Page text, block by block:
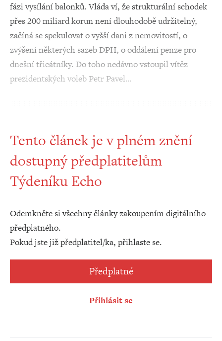
fázi vysílání balonků. Vláda ví, že strukturální schodek
přes 200 miliard korun není dlouhodobě udržitelný,
začíná se spekulovat o vyšší dani z nemovitostí, o
zvýšení některých sazeb DPH, o oddálení penze pro
dnešní třicátníky. Do toho nedávno vstoupil vítěz
prezidentských voleb Petr Pavel…
Tento článek je v plném znění
dostupný předplatitelům
Týdeníku Echo
Odemkněte si všechny články zakoupením digitálního
předplatného.
Pokud jste již předplatitel/ka, přihlaste se.
Předplatné
Přihlásit se